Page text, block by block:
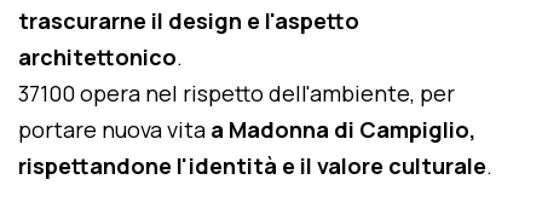
trascurarne il design e l'aspetto
architettonico.
37100 opera nel rispetto dell'ambiente, per
portare nuova vita a Madonna di Campiglio,
rispettandone l'identità e il valore culturale.